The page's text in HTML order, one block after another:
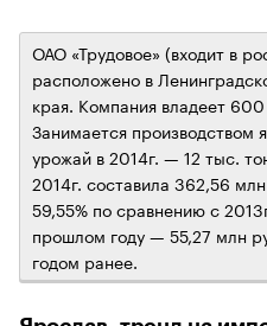
ОАО «Трудовое» (входит в
расположено в
края. Компания владеет
Занимается производством
урожай в 2014г. — 12 тыс.
2014г. составила 362,56
59,55% по сравнению с
прошлом году — 55,27 млн
годом ранее.